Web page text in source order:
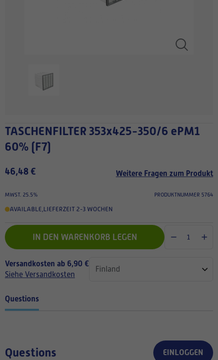
TASCHENFILTER 353x425-350/6 ePM1
60% (F7)
46,48 € Weitere Fragen zum Produkt
MWST. 25.5% PRODUKTNUMMER 5764
AVAILABLE,LIEFERZEIT 2-3 WOCHEN
IN DEN WARENKORB LEGEN
Versandkosten ab 6,90 €
Siehe Versandkosten
Questions
Questions EINLOGGEN